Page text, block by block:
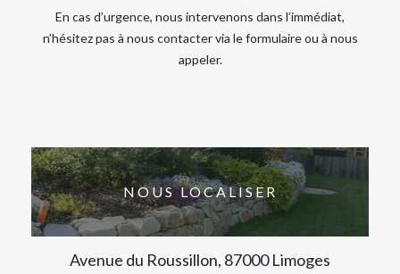
En cas d’urgence, nous intervenons dans l’immédiat,
n’hésitez pas à nous contacter via le formulaire ou à nous
appeler.
NOUS LOCALISER
Avenue du Roussillon, 87000 Limoges